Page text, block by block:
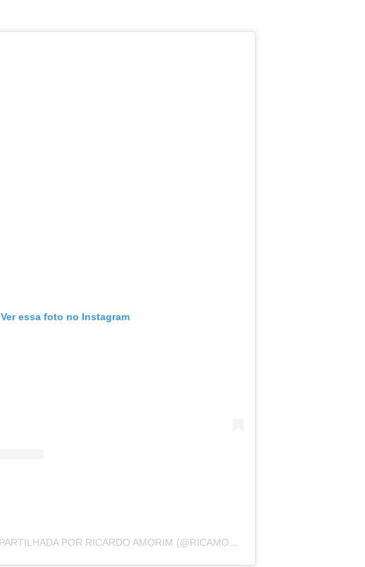
Ver essa foto no Instagram
UMA PUBLICAÇÃO COMPARTILHADA POR RICARDO AMORIM (@RICAMORIM)